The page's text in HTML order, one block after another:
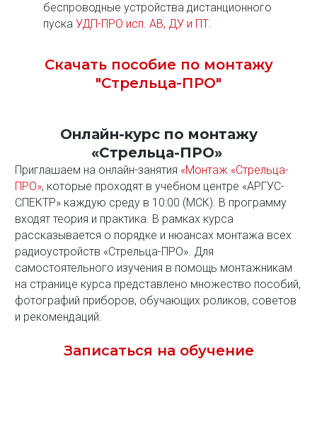
беспроводные устройства дистанционного
пуска УДП-ПРО исп. АВ, ДУ и ПТ.
Скачать пособие по монтажу
"Стрельца-ПРО"
Онлайн-курс по монтажу
«Стрельца-ПРО»
Приглашаем на онлайн-занятия «Монтаж «Стрельца-
ПРО», которые проходят в учебном центре «АРГУС-
СПЕКТР» каждую среду в 10:00 (МСК). В программу
входят теория и практика. В рамках курса
рассказывается о порядке и нюансах монтажа всех
радиоустройств «Стрельца-ПРО». Для
самостоятельного изучения в помощь монтажникам
на странице курса представлено множество пособий,
фотографий приборов, обучающих роликов, советов
и рекомендаций.
Записаться на обучение